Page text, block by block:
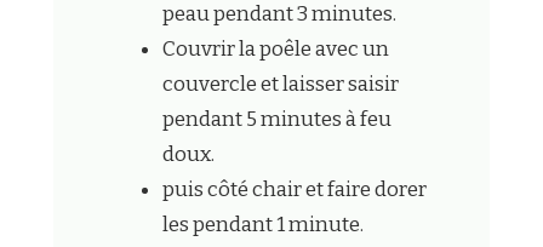
peau pendant 3 minutes.
Couvrir la poêle avec un
couvercle et laisser saisir
pendant 5 minutes à feu
doux.
puis côté chair et faire dorer
les pendant 1 minute.